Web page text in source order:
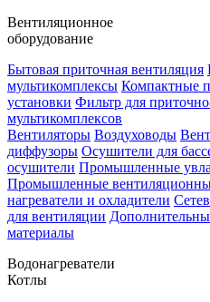
Вентиляционное
оборудование
Бытовая приточная вентиляция
мультикомплексы Компактные
установки Фильтр для
мультикомплексов
Вентиляторы Воздуховоды
диффузоры Осушители для
осушители Промышленные
Промышленные
нагреватели и охладители
для вентиляции
материалы
Водонагреватели
Котлы